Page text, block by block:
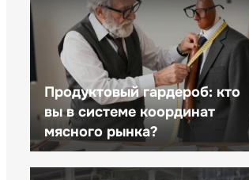
Продуктовый гардероб: кто
вы в системе координат
мясного рынка?